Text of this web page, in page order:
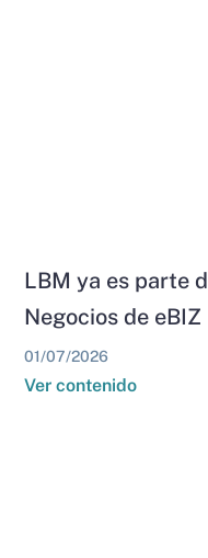
LBM ya es parte
Negocios de eBIZ
01/07/2026
Ver contenido